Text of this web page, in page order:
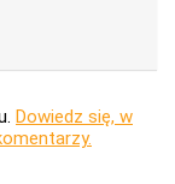
Dowiedz się, w